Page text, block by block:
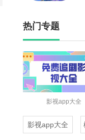
热门专题
影视app大全
影视app大全